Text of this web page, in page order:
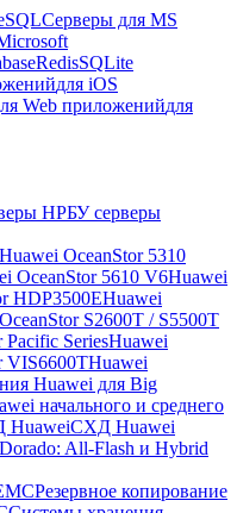
Серверы для MS
RedisSQLite
для iOS
Web приложенийдля
HPБУ серверы
Huawei OceanStor 5310
OceanStor 5610 V6Huawei
HDP3500EHuawei
S2600T / S5500T
Pacific SeriesHuawei
VIS6600THuawei
Huawei для Big
начального и среднего
HuaweiСХД Huawei
All-Flash и Hybrid
Резервное копирование